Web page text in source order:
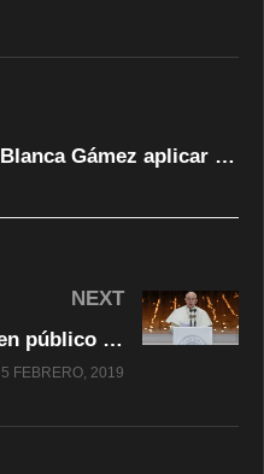
Pide diputada Blanca Gámez aplicar protocolo especial en feminicidios y muertes violentas de mujeres
NEXT
El papa Francisco admite en público por primera vez que sacerdotes abusaron sexualmente de monjas
5 FEBRERO, 2019